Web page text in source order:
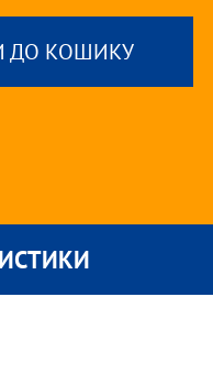
ДО КОШИКУ